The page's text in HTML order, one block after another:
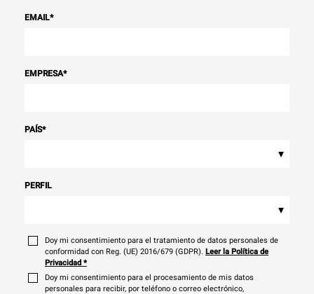
EMAIL*
EMPRESA*
PAÍS*
▾
PERFIL
▾
Doy mi consentimiento para el tratamiento de datos personales de
conformidad con Reg. (UE) 2016/679 (GDPR). Leer la Política de
Privacidad *
Doy mi consentimiento para el procesamiento de mis datos
personales para recibir, por teléfono o correo electrónico,